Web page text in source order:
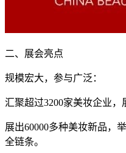
二、展会亮点
规模宏大，参与广泛：
汇聚超过3200家美妆企业，
展出60000多种美妆新品，
全链条。